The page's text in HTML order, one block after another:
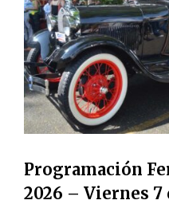
Programación
2026 – Viernes 7